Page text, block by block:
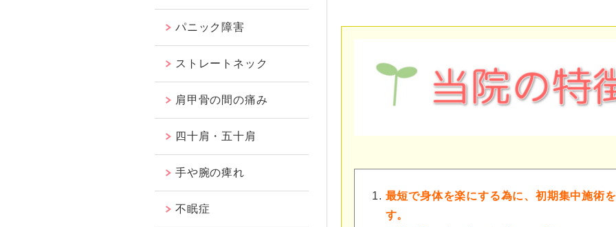
最短で身体を楽にする為に、初期集中施術
す。
パニック障害
ストレートネック
肩甲骨の間の痛み
四十肩・五十肩
手や腕の痺れ
不眠症